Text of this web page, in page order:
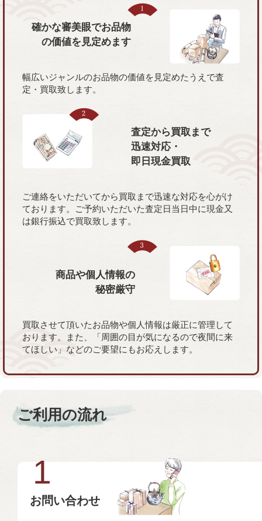
確かな審美眼でお品物
の価値を 見定めます
幅広いジャンルのお品物の価値を見定めたうえで査
定・買取致します。
査定から買取まで
迅速対応・
即日現金買取
ご連絡をいただいてから買取まで迅速な対応を心がけ
ております。ご予約いただいた査定日当日中に現金又
は銀行振込で買取致します。
商品や個人情報の
秘密厳守
買取させて頂いたお品物や個人情報は厳正に管理して
おります。また、「周囲の目が気になるので夜間に来
てほしい」などのご要望にもお応えします。
ご利用の流れ
1
お問い合わせ